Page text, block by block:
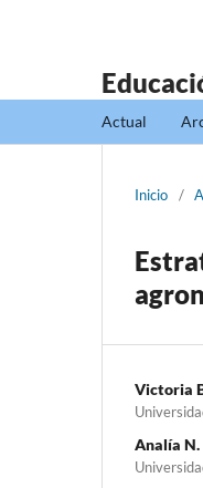
Actual
Inicio /
Victoria
Analía N.